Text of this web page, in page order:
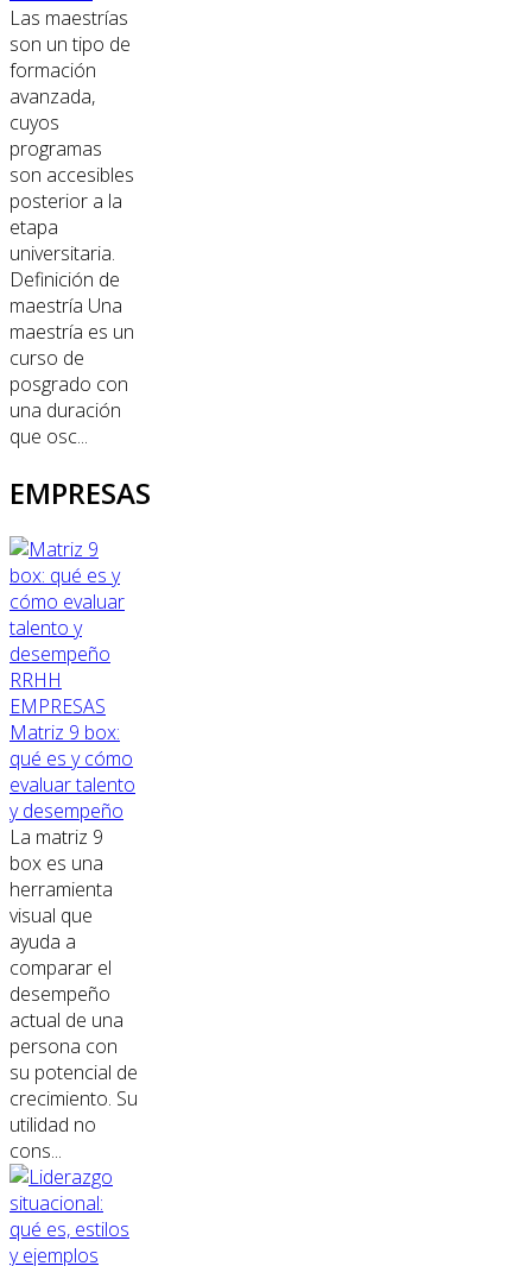
Las maestrías
son un tipo de
formación
avanzada,
cuyos
programas
son accesibles
posterior a la
etapa
universitaria.
Definición de
maestría Una
maestría es un
curso de
posgrado con
una duración
que osc...
EMPRESAS
RRHH
EMPRESAS
Matriz 9 box:
qué es y cómo
evaluar talento
y desempeño
La matriz 9
box es una
herramienta
visual que
ayuda a
comparar el
desempeño
actual de una
persona con
su potencial de
crecimiento. Su
utilidad no
cons...